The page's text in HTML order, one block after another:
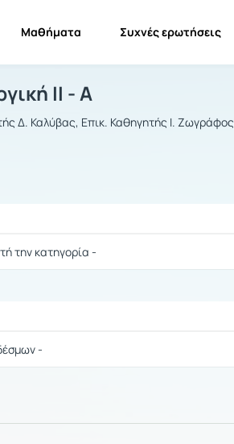
Μαθήματα Συχνές ερωτήσεις
ΙΙ - Α
ΙΙ - Α
Δ. Καλύβας, Επικ. Καθηγητής Ι. Ζωγράφος
την κατηγορία -
-